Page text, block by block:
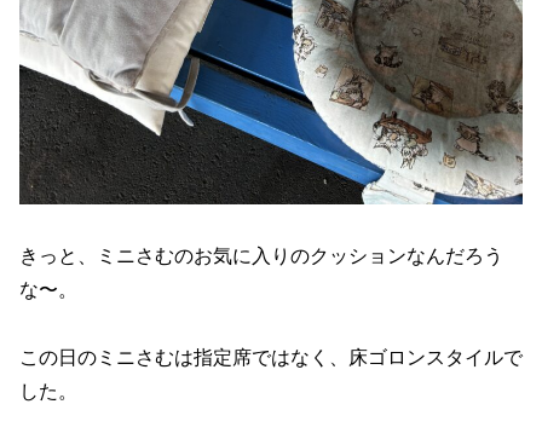
きっと、ミニさむのお気に入りのクッションなんだろう
な〜。
この日のミニさむは指定席ではなく、床ゴロンスタイルで
した。